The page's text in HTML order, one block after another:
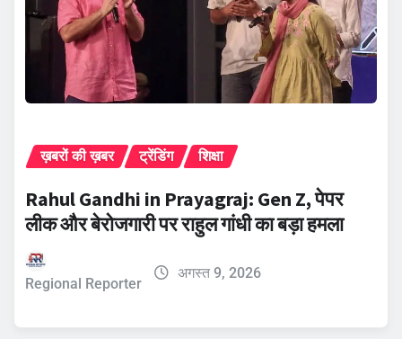
ख़बरों की ख़बर ट्रेंडिंग शिक्षा
Rahul Gandhi in Prayagraj: Gen Z, पेपर
लीक और बेरोजगारी पर राहुल गांधी का बड़ा हमला
Regional Reporter
अगस्त 9, 2026